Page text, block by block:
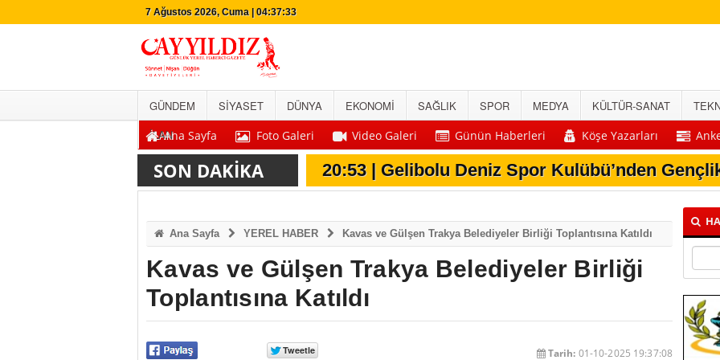
7 Ağustos 2026, Cuma | 04:37:34
GÜNDEM SİYASET DÜNYA EKONOMİ SAĞLIK SPOR MEDYA KÜLTÜR-SANAT
İLANAna Sayfa Foto Galeri Video Galeri Günün Haberleri Köşe Yazarları
SON DAKİKA
20:56 | Tuzburnu Mercan Resifleri’nde 180 Tür
20:55 | Yerlikaya İle 2027 Okçuluk
20:52 | Gelibolu’da Uğur Mumcu’nun Anısı
Ana Sayfa YEREL HABER Kavas ve Gülşen Trakya Belediyeler Birliği Toplantısına Katıldı
Kavas ve Gülşen Trakya Belediyeler Birliği
Toplantısına Katıldı
Tarih: 01-10-2025 19:37:08